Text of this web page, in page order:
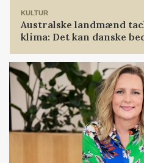
KULTUR
Australske landmænd
klima: Det kan danske